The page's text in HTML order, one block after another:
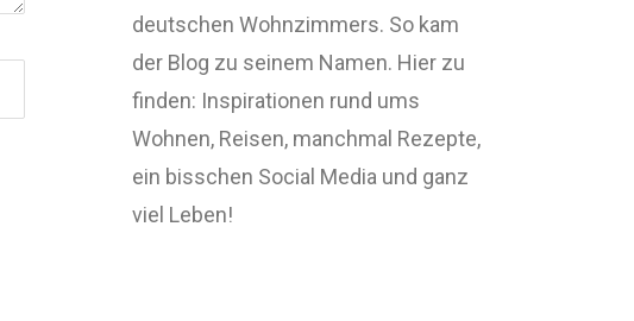
deutschen Wohnzimmers. So kam
der Blog zu seinem Namen. Hier zu
finden: Inspirationen rund ums
Wohnen, Reisen, manchmal Rezepte,
ein bisschen Social Media und ganz
viel Leben!